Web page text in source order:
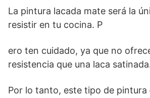
La pintura lacada mate será la
resistir en tu cocina. P
ero ten cuidado, ya que no
resistencia que una laca
Por lo tanto, este tipo de pintura